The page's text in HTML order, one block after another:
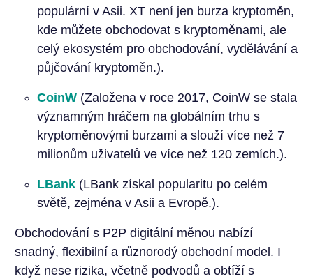
populární v Asii. XT není jen burza kryptoměn,
kde můžete obchodovat s kryptoměnami, ale
celý ekosystém pro obchodování, vydělávání a
půjčování kryptoměn.).
CoinW(Založena v roce 2017, CoinW se stala
významným hráčem na globálním trhu s
kryptoměnovými burzami a slouží více než 7
milionům uživatelů ve více než 120 zemích.).
LBank(LBank získal popularitu po celém
světě, zejména v Asii a Evropě.).
Obchodování s P2P digitální měnou nabízí
snadný, flexibilní a různorodý obchodní model. I
když nese rizika, včetně podvodů a obtíží s